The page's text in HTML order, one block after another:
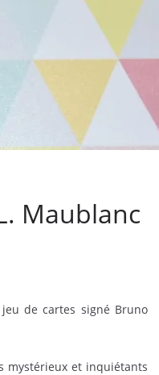
Maublanc
de cartes signé Bruno
mystérieux et inquiétants